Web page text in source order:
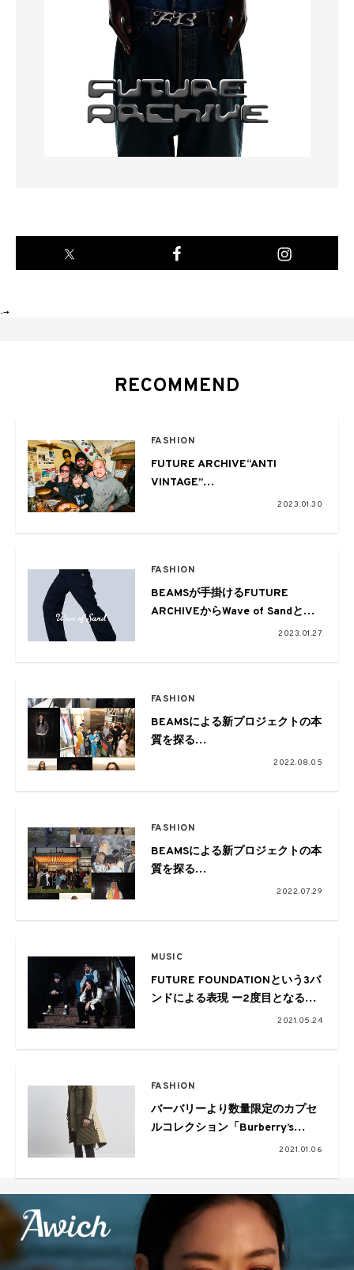
-->
RECOMMEND
FASHION
FUTURE ARCHIVE“ANTI
VINTAGE”
BEAMSによる新プロジェクトの本
#02 Talk Session with
2023.01.30
FASHION
BEAMSが手掛けるFUTURE
ARCHIVEからWave of Sandとの
コラボレーションアイテムが登場
2023.01.27
FASHION
BEAMSによる新プロジェクトの本
質を探る
2022.08.05
FASHION
BEAMSによる新プロジェクトの本
質を探る
2022.07.29
MUSIC
FUTURE FOUNDATIONという3バ
ンドによる表現 ー2度目となるポ
ップアップストア開催に際してー
2021.05.24
FASHION
バーバリーより数量限定のカプセ
ルコレクション「Burberry’s
2021.01.06